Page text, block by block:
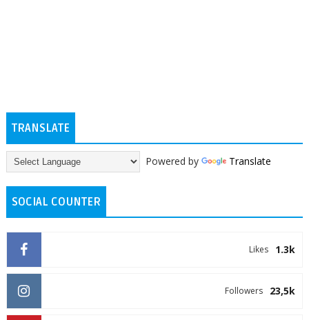
TRANSLATE
Powered by Translate
SOCIAL COUNTER
1.3k
Likes
23,5k
Followers